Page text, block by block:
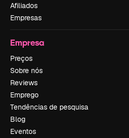
Afiliados
Empresas
Empresa
Preços
Sobre nós
Reviews
Emprego
Tendências de pesquisa
Blog
Eventos